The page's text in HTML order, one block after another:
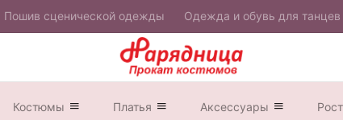
Пошив сценической одежды Одежда и обувь для танцев
Костюмы Платья Аксессуары